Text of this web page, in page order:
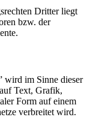
Dritter liegt
bzw. der
wird im Sinne dieser
Text, Grafik,
Form auf einem
verbreitet wird.